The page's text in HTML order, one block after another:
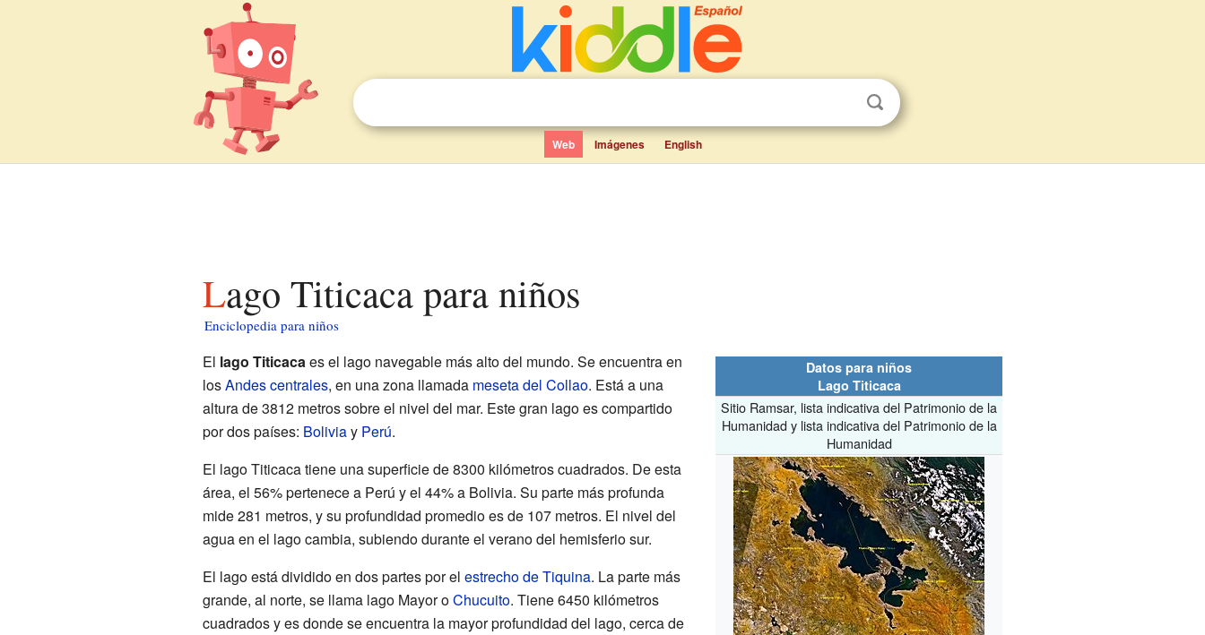
Web Imágenes English
Lago Titicaca para niños
Enciclopedia para niños
Datos para niños
Lago Titicaca
Sitio Ramsar, lista indicativa del Patrimonio de la
Humanidad y lista indicativa del Patrimonio de la
Humanidad
El lago Titicacaes el lago navegable más alto del mundo. Se encuentra en
losAndes centrales, en una zona llamada meseta del Collao. Está a una
altura de 3812 metros sobre el nivel del mar. Este gran lago es compartido
por dos países: Boliviay Perú.
El lago Titicaca tiene una superficie de 8300 kilómetros cuadrados. De esta
área, el 56% pertenece a Perú y el 44% a Bolivia. Su parte más profunda
mide 281 metros, y su profundidad promedio es de 107 metros. El nivel del
agua en el lago cambia, subiendo durante el verano del hemisferio sur.
El lago está dividido en dos partes por el estrecho de Tiquina. La parte más
grande, al norte, se llama lago Mayor oChucuito. Tiene 6450 kilómetros
cuadrados y es donde se encuentra la mayor profundidad del lago, cerca de